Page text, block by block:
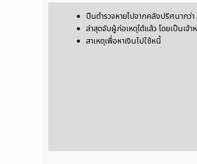
ปืนตำรวจหายไปจากคลังปริศนากว่
ล่าสุดจับผู้ก่อเหตุได้แล้ว โดยเป็นเจ้า
สาเหตุเพื่อหาเงินไปใช้หนี้